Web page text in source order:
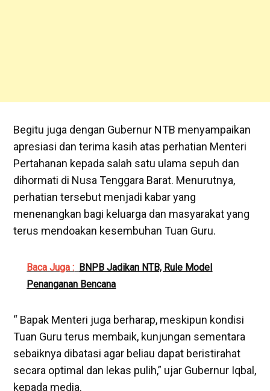
Begitu juga dengan Gubernur NTB menyampaikan
apresiasi dan terima kasih atas perhatian Menteri
Pertahanan kepada salah satu ulama sepuh dan
dihormati di Nusa Tenggara Barat. Menurutnya,
perhatian tersebut menjadi kabar yang
menenangkan bagi keluarga dan masyarakat yang
terus mendoakan kesembuhan Tuan Guru.
Baca Juga : BNPB Jadikan NTB, Rule Model
Penanganan Bencana
“ Bapak Menteri juga berharap, meskipun kondisi
Tuan Guru terus membaik, kunjungan sementara
sebaiknya dibatasi agar beliau dapat beristirahat
secara optimal dan lekas pulih,” ujar Gubernur Iqbal,
kepada media.